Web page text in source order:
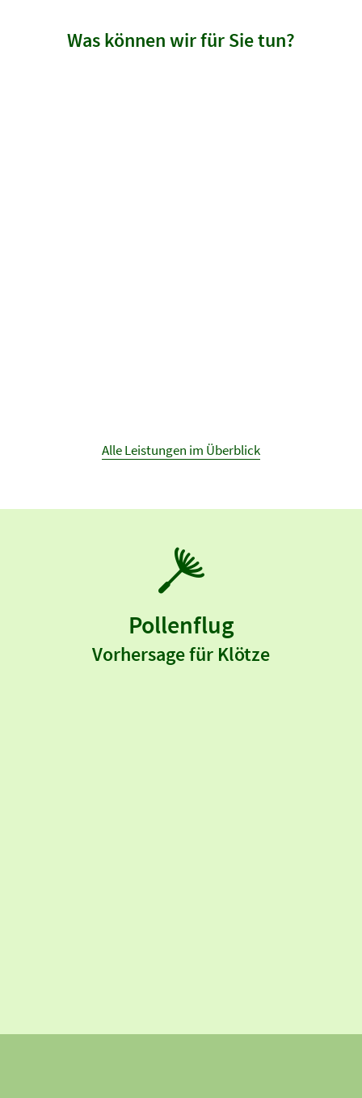
Was können wir für Sie tun?
Alle Leistungen im Überblick
Pollenflug
Vorhersage für Klötze